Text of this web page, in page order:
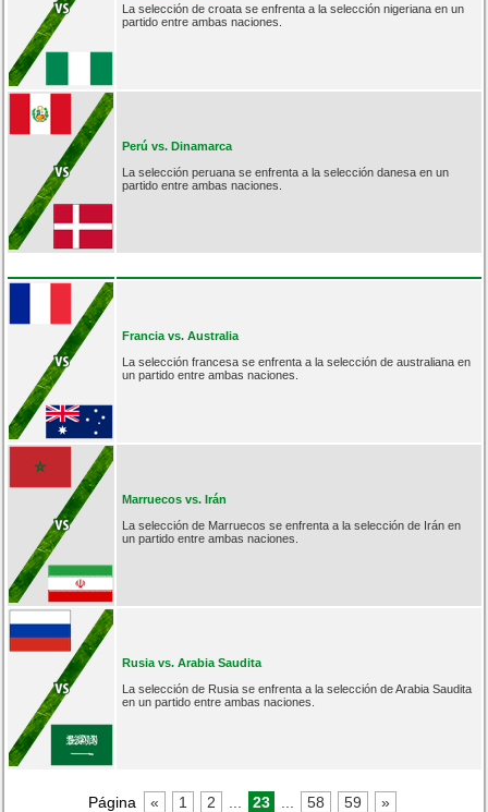
La selección de croata se enfrenta a la selección nigeriana en un
partido entre ambas naciones.
Perú vs. Dinamarca
La selección peruana se enfrenta a la selección danesa en un
partido entre ambas naciones.
Francia vs. Australia
La selección francesa se enfrenta a la selección de australiana en
un partido entre ambas naciones.
Marruecos vs. Irán
La selección de Marruecos se enfrenta a la selección de Irán en
un partido entre ambas naciones.
Rusia vs. Arabia Saudita
La selección de Rusia se enfrenta a la selección de Arabia Saudita
en un partido entre ambas naciones.
Página « 1 2 23 58 59 »